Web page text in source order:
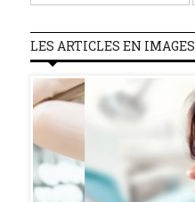
LES ARTICLES EN IMAGES